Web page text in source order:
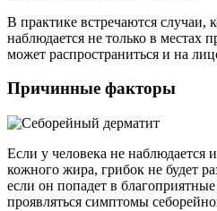
В практике встречаются случаи,
наблюдается не только в местах
может распространиться и на
Причинные факторы
Если у человека не наблюдается
кожного жира, грибок не будет
если он попадет в
проявляться симптомы